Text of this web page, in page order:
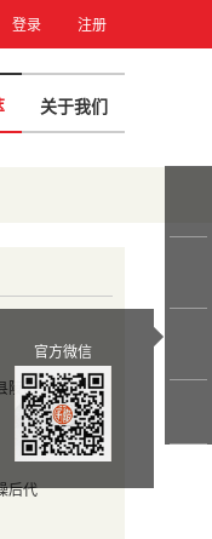
登录 注册
关于我们
阳镇济阳村
后代
官方微信